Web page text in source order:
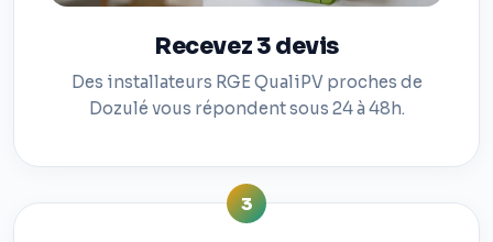
Recevez 3 devis
Des installateurs RGE QualiPV proches de
Dozulé vous répondent sous 24 à 48h.
3